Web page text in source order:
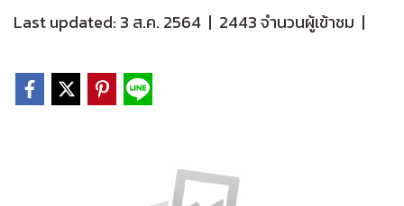
Last updated: 3 ส.ค. 2564 | 2443 จำนวนผู้เข้าชม |